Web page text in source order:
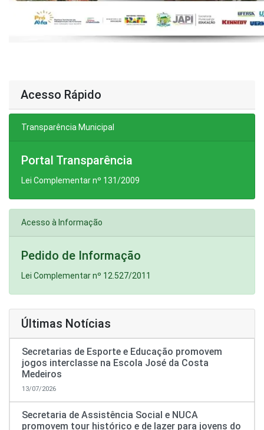
Acesso Rápido
Transparência Municipal
Portal Transparência
Lei Complementar nº 131/2009
Acesso à Informação
Pedido de Informação
Lei Complementar nº 12.527/2011
Últimas Notícias
Secretarias de Esporte e Educação promovem
jogos interclasse na Escola José da Costa
Medeiros
13/07/2026
Secretaria de Assistência Social e NUCA
promovem tour histórico e de lazer para jovens do